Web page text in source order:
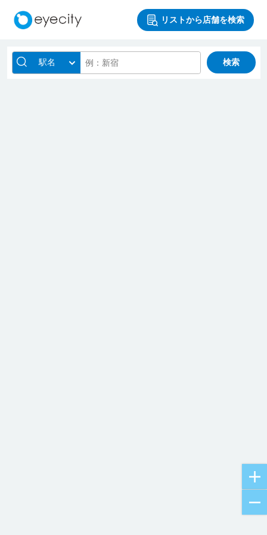
リストから店舗を検索
駅名 検索